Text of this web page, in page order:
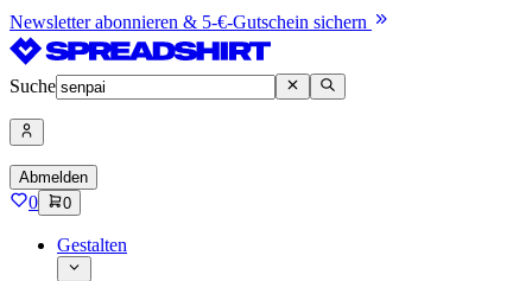
Newsletter abonnieren & 5-€-Gutschein sichern
Suche
Abmelden
0 0
Gestalten